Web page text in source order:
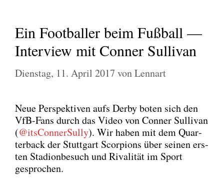
Ein Footballer beim Fußball —
Interview mit Conner Sullivan
Dienstag, 11. April 2017 vonLennart
Neue Per­spek­ti­ven aufs Der­by boten sich den
VfB-Fans durch das Video von Con­ner Sul­li­van
(@itsConnerSully). Wir haben mit dem Quar­
ter­back der Stutt­gart Scor­pi­ons über sei­nen ers­
ten Sta­di­on­be­such und Riva­li­tät im Sport
gespro­chen.